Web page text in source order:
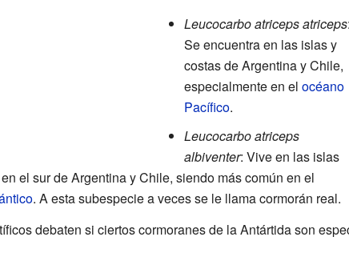
Leucocarbo atriceps atriceps:
Se encuentra en las islas y
costas de Argentina y Chile,
especialmente en el océano
Pacífico.
Leucocarbo atriceps
albiventer: Vive en las islas
el sur de Argentina y Chile, siendo más común en el
. A esta subespecie a veces se le llama cormorán real.
debaten si ciertos cormoranes de la Antártida son